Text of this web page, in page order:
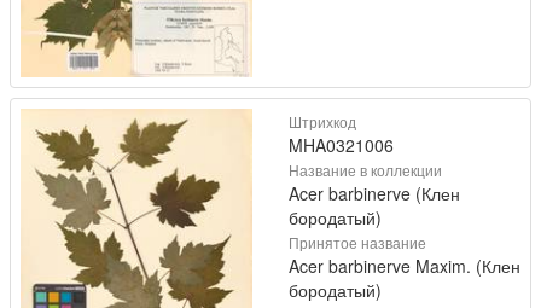
Штрихкод
MHA0321006
Название в коллекции
Acer barbinerve (Клен
бородатый)
Принятое название
Acer barbinerve Maxim. (Клен
бородатый)